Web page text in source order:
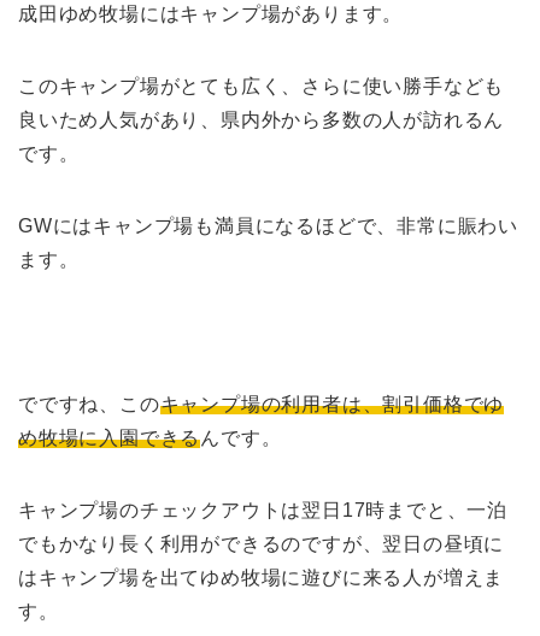
成田ゆめ牧場にはキャンプ場があります。
このキャンプ場がとても広く、さらに使い勝手なども
良いため人気があり、県内外から多数の人が訪れるん
です。
GWにはキャンプ場も満員になるほどで、非常に賑わい
ます。
でですね、このキャンプ場の利用者は、割引価格でゆ
め牧場に入園できるんです。
キャンプ場のチェックアウトは翌日17時までと、一泊
でもかなり長く利用ができるのですが、翌日の昼頃に
はキャンプ場を出てゆめ牧場に遊びに来る人が増えま
す。